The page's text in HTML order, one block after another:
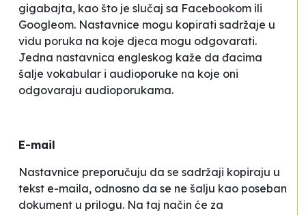
gigabajta, kao što je slučaj sa Facebookom ili
Googleom. Nastavnice mogu kopirati sadržaje u
vidu poruka na koje djeca mogu odgovarati.
Jedna nastavnica engleskog kaže da đacima
šalje vokabular i audioporuke na koje oni
odgovaraju audioporukama.
E-mail
Nastavnice preporučuju da se sadržaji kopiraju u
tekst e-maila, odnosno da se ne šalju kao poseban
dokument u prilogu. Na taj način će za